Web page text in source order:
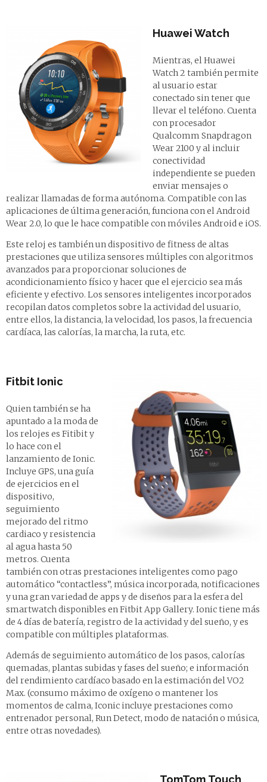
Huawei Watch
Mientras, el Huawei
Watch 2 también permite
al usuario estar
conectado sin tener que
llevar el teléfono. Cuenta
con procesador
Qualcomm Snapdragon
Wear 2100 y al incluir
conectividad
independiente se pueden
enviar mensajes o
realizar llamadas de forma autónoma. Compatible con las
aplicaciones de última generación, funciona con el Android
Wear 2.0, lo que le hace compatible con móviles Android e iOS.
Este reloj es también un dispositivo de fitness de altas
prestaciones que utiliza sensores múltiples con algoritmos
avanzados para proporcionar soluciones de
acondicionamiento físico y hacer que el ejercicio sea más
eficiente y efectivo. Los sensores inteligentes incorporados
recopilan datos completos sobre la actividad del usuario,
entre ellos, la distancia, la velocidad, los pasos, la frecuencia
cardíaca, las calorías, la marcha, la ruta, etc.
Fitbit Ionic
Quien también se ha
apuntado a la moda de
los relojes es Fitibit y
lo hace con el
lanzamiento de Ionic.
Incluye GPS, una guía
de ejercicios en el
dispositivo,
seguimiento
mejorado del ritmo
cardiaco y resistencia
al agua hasta 50
metros. Cuenta
también con otras prestaciones inteligentes como pago
automático “contactless”, música incorporada, notificaciones
y una gran variedad de apps y de diseños para la esfera del
smartwatch disponibles en Fitbit App Gallery. Ionic tiene más
de 4 días de batería, registro de la actividad y del sueño, y es
compatible con múltiples plataformas.
Además de seguimiento automático de los pasos, calorías
quemadas, plantas subidas y fases del sueño; e información
del rendimiento cardíaco basado en la estimación del VO2
Max. (consumo máximo de oxígeno o mantener los
momentos de calma, Iconic incluye prestaciones como
entrenador personal, Run Detect, modo de natación o música,
entre otras novedades).
TomTom Touch